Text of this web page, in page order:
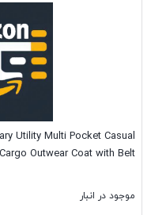
Utility Multi Pocket Casual
Outwear Coat with Belt
موجود در انبار